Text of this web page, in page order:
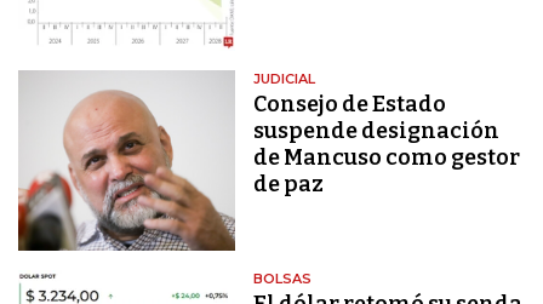
JUDICIAL
Consejo de Estado
suspende designación
de Mancuso como gestor
de paz
BOLSAS